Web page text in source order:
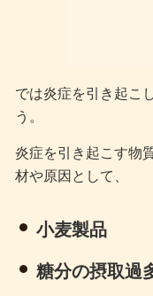
では炎症を引き起こ
う。
炎症を引き起こす物
材や原因として、
小麦製品
糖分の摂取過